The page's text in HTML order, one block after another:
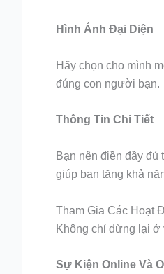
Hình Ảnh Đại Diện
Hãy chọn cho mình
đúng con người bạn.
Thông Tin Chi Tiết
Bạn nên điền đầy
giúp bạn tăng khả
Tham Gia Các Hoạt
Không chỉ dừng lại ở
Sự Kiện Online Và